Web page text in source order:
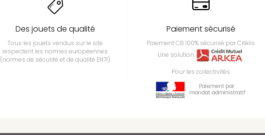
Des jouets de qualité
Tous les jouets vendus sur le site
respectent les normes européennes
(normes de sécurité et de qualité EN71)
Paiement sécurisé
Paiement CB 100% sécurisé par Citélis
Une solution
Pour les collectivités